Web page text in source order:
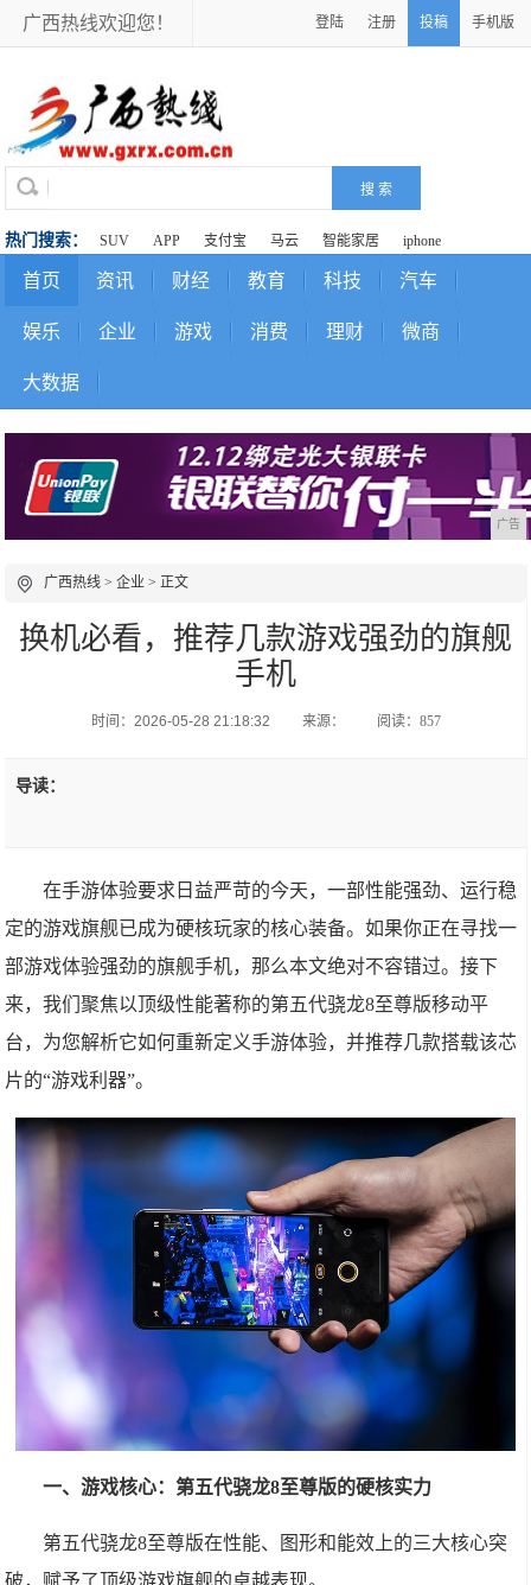
广西热线欢迎您！ 登陆 注册 投稿 手机版
热门搜索： SUV APP 支付宝 马云 智能家居 iphone
首页 资讯 财经 教育 科技 汽车
娱乐 企业 游戏 消费 理财 微商
大数据
广告
广西热线 >企业 > 正文
换机必看，推荐几款游戏强劲的旗舰
手机
时间：2026-05-28 21:18:32 来源： 阅读：857
导读：
在手游体验要求日益严苛的今天，一部性能强劲、运行稳
定的游戏旗舰已成为硬核玩家的核心装备。如果你正在寻找一
部游戏体验强劲的旗舰手机，那么本文绝对不容错过。接下
来，我们聚焦以顶级性能著称的第五代骁龙8至尊版移动平
台，为您解析它如何重新定义手游体验，并推荐几款搭载该芯
片的“游戏利器”。
一、游戏核心：第五代骁龙8至尊版的硬核实力
第五代骁龙8至尊版在性能、图形和能效上的三大核心突
破，赋予了顶级游戏旗舰的卓越表现。